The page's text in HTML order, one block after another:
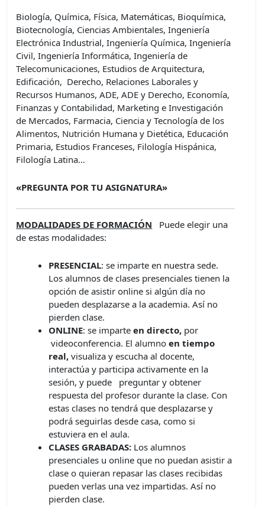
Biología, Química, Física, Matemáticas, Bioquímica,
Biotecnología, Ciencias Ambientales, Ingeniería
Electrónica Industrial, Ingeniería Química, Ingeniería
Civil, Ingeniería Informática, Ingeniería de
Telecomunicaciones, Estudios de Arquitectura,
Edificación, Derecho, Relaciones Laborales y
Recursos Humanos, ADE, ADE y Derecho, Economía,
Finanzas y Contabilidad, Marketing e Investigación
de Mercados, Farmacia, Ciencia y Tecnología de los
Alimentos, Nutrición Humana y Dietética, Educación
Primaria, Estudios Franceses, Filología Hispánica,
Filología Latina…
«PREGUNTA POR TU ASIGNATURA»
MODALIDADES DE FORMACIÓN
Puede elegir una
de estas modalidades:
PRESENCIAL: se imparte en nuestra sede.
Los alumnos de clases presenciales tienen la
opción de asistir online si algún día no
pueden desplazarse a la academia. Así no
pierden clase.
ONLINE: se imparteen directo, por
videoconferencia. El alumnoen tiempo
real,visualiza y escucha al docente,
interactúa y participa activamente en la
sesión, y puede preguntar y obtener
respuesta del profesor durante la clase. Con
estas clases no tendrá que desplazarse y
podrá seguirlas desde casa, como si
estuviera en el aula.
CLASES GRABADAS: Los alumnos
presenciales u online que no puedan asistir a
clase o quieran repasar las clases recibidas
pueden verlas una vez impartidas. Así no
pierden clase.